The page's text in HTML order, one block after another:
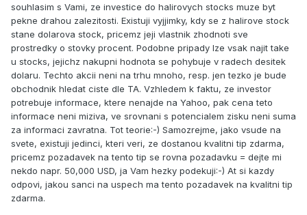
souhlasim s Vami, ze investice do halirovych stocks muze byt
pekne drahou zalezitosti. Existuji vyjjimky, kdy se z halirove stock
stane dolarova stock, pricemz jeji vlastnik zhodnoti sve
prostredky o stovky procent. Podobne pripady lze vsak najit take
u stocks, jejichz nakupni hodnota se pohybuje v radech desitek
dolaru. Techto akcii neni na trhu mnoho, resp. jen tezko je bude
obchodnik hledat ciste dle TA. Vzhledem k faktu, ze investor
potrebuje informace, ktere nenajde na Yahoo, pak cena teto
informace neni miziva, ve srovnani s potencialem zisku neni suma
za informaci zavratna. Tot teorie:-) Samozrejme, jako vsude na
svete, existuji jedinci, kteri veri, ze dostanou kvalitni tip zdarma,
pricemz pozadavek na tento tip se rovna pozadavku = dejte mi
nekdo napr. 50,000 USD, ja Vam hezky podekuji:-) At si kazdy
odpovi, jakou sanci na uspech ma tento pozadavek na kvalitni tip
zdarma.